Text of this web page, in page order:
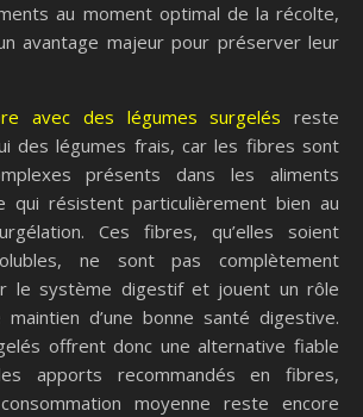
au moment optimal de la récolte,
avantage majeur pour préserver leur
avec des légumes surgelés reste
des légumes frais, car les fibres sont
présents dans les aliments
qui résistent particulièrement bien au
Ces fibres, qu’elles soient
ne sont pas complètement
le système digestif et jouent un rôle
d’une bonne santé digestive.
offrent donc une alternative fiable
apports recommandés en fibres,
moyenne reste encore